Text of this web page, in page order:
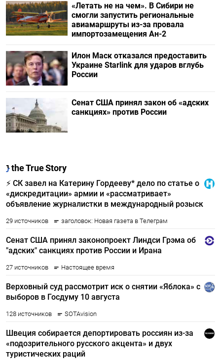
«Летать не на чем». В Сибири не
смогли запустить региональные
авиамаршруты из-за провала
импортозамещения Ан-2
Илон Маск отказался предоставить
Украине Starlink для ударов вглубь
России
Сенат США принял закон об «адских
санкциях» против России